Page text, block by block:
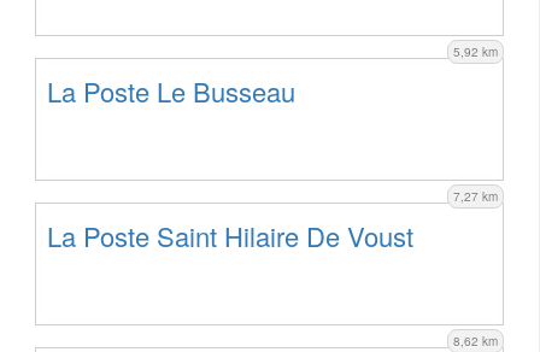
5,92 km
La Poste Le Busseau
7,27 km
La Poste Saint Hilaire De Voust
8,62 km